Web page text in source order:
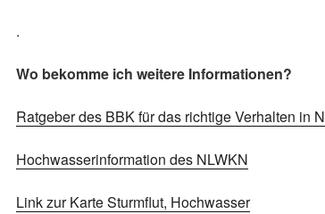
.
Wo bekomme ich weitere Informationen?
Ratgeber des BBK für das richtige Verhalten in
Hochwasserinformation des NLWKN
Link zur Karte Sturmflut, Hochwasser